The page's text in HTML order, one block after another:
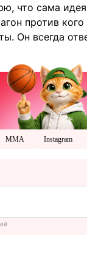
что сама
против
Он всегда
ММА Instagram